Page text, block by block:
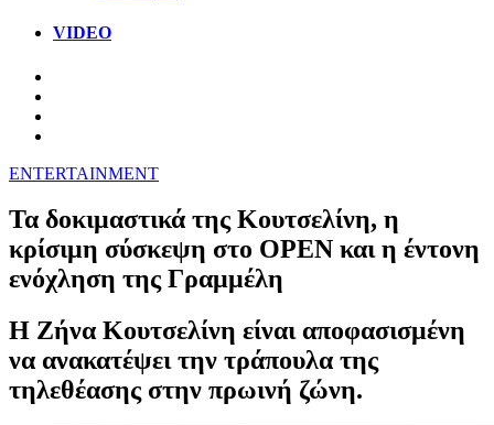
VIDEO
ENTERTAINMENT
Τα δοκιμαστικά της Κουτσελίνη, η
κρίσιμη σύσκεψη στο OPEN και η έντονη
ενόχληση της Γραμμέλη
Η Ζήνα Κουτσελίνη είναι αποφασισμένη
να ανακατέψει την τράπουλα της
τηλεθέασης στην πρωινή ζώνη.